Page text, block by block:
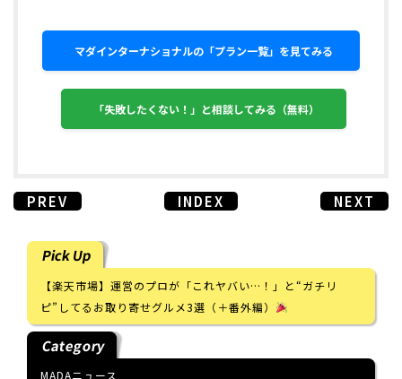
マダインターナショナルの「プラン一覧」を見てみる
「失敗したくない！」と相談してみる（無料）
PREV INDEX NEXT
Pick Up
【楽天市場】運営のプロが「これヤバい…！」と“ガチリ
ピ”してるお取り寄せグルメ3選（＋番外編）
Category
MADAニュース